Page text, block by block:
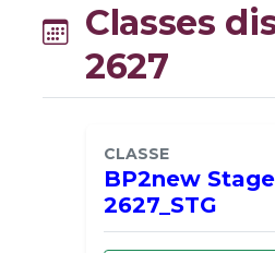
Classes
2627
CLASSE
BP2new
2627_STG